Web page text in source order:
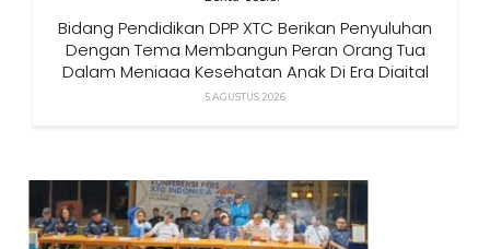
Bidang Pendidikan DPP XTC Berikan Penyuluhan
Dengan Tema Membangun Peran Orang Tua
Dalam Menjaga Kesehatan Anak Di Era Digital
5 AGUSTUS 2026